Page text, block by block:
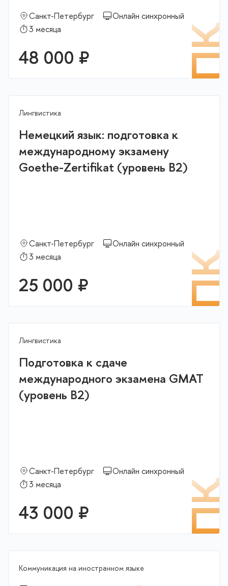
Санкт-Петербург
Онлайн синхронный
3 месяца
48 000 ₽
Лингвистика
Немецкий язык: подготовка к
международному экзамену
Goethe-Zertifikat (уровень В2)
Санкт-Петербург
Онлайн синхронный
3 месяца
25 000 ₽
Лингвистика
Подготовка к сдаче
международного экзамена GMAT
(уровень В2)
Санкт-Петербург
Онлайн синхронный
3 месяца
43 000 ₽
Коммуникация на иностранном языке